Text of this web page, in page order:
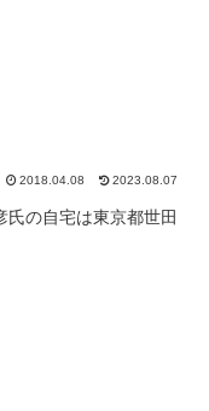
2018.04.08 2023.08.07
の自宅は東京都世田